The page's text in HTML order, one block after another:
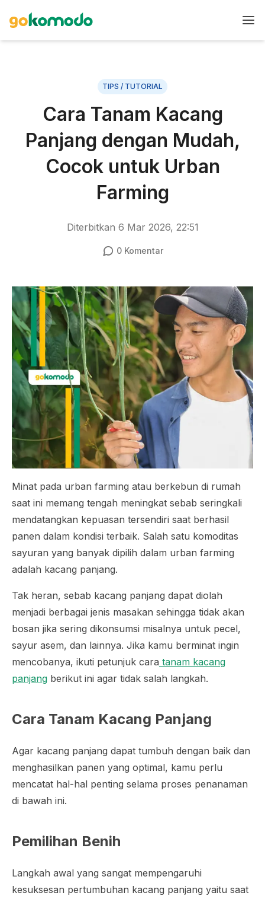
TIPS / TUTORIAL
Cara Tanam Kacang
Panjang dengan Mudah,
Cocok untuk Urban
Farming
Diterbitkan 6 Mar 2026, 22:51
0Komentar
Minat pada urban farming atau berkebun di rumah
saat ini memang tengah meningkat sebab seringkali
mendatangkan kepuasan tersendiri saat berhasil
panen dalam kondisi terbaik. Salah satu komoditas
sayuran yang banyak dipilih dalam urban farming
adalah kacang panjang.
Tak heran, sebab kacang panjang dapat diolah
menjadi berbagai jenis masakan sehingga tidak akan
bosan jika sering dikonsumsi misalnya untuk pecel,
sayur asem, dan lainnya. Jika kamu berminat ingin
mencobanya, ikuti petunjuk cara tanam kacang
panjang berikut ini agar tidak salah langkah.
Cara Tanam Kacang Panjang
Agar kacang panjang dapat tumbuh dengan baik dan
menghasilkan panen yang optimal, kamu perlu
mencatat hal-hal penting selama proses penanaman
di bawah ini.
Pemilihan Benih
Langkah awal yang sangat mempengaruhi
kesuksesan pertumbuhan kacang panjang yaitu saat